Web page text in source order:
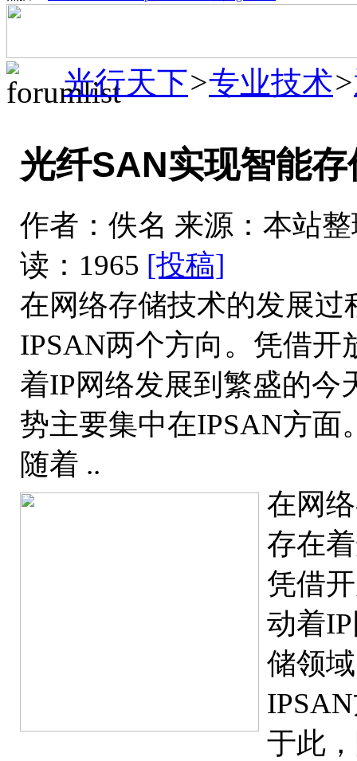
光行天下>专业技术>
光纤SAN实现智能存
作者：佚名 来源：本站
读：1965 [投稿]
在网络存储技术的发展
IPSAN两个方向。凭借
着IP网络发展到繁盛的今
势主要集中在IPSAN方
随着 ..
在网
存在
凭借
动着
储领
于此